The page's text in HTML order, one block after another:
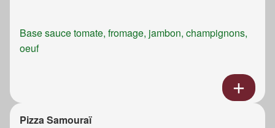
Base sauce tomate, fromage, jambon, champignons,
oeuf
Pizza Samouraï